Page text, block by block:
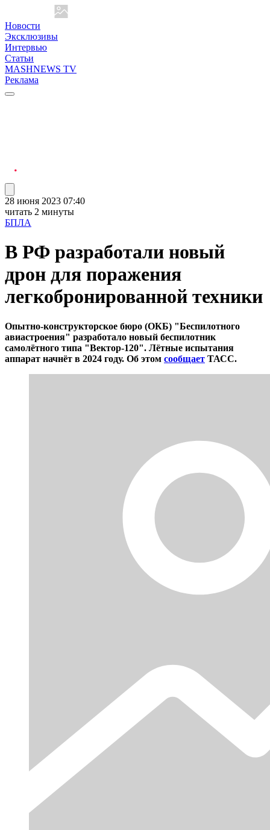
Новости
Эксклюзивы
Интервью
Статьи
MASHNEWS TV
Реклама
28 июня 2023 07:40
читать 2 минуты
БПЛА
В РФ разработали новый
дрон для поражения
легкобронированной техники
Опытно-конструкторское бюро (ОКБ) "Беспилотного
авиастроения" разработало новый беспилотник
самолётного типа "Вектор-120". Лётные испытания
аппарат начнёт в 2024 году. Об этом сообщает ТАСС.